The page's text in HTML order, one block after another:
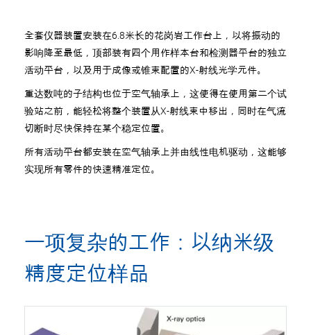
全套仪器装置安装在6.8米长的花岗岩工作台上，以将振动的
影响降至最低，顶部装有四个用作样本台和检测器平台的独立
活动平台，以及用于成像或锥束配置的X-射线光学元件。
重达数吨的子结构也位于空气轴承上，这使得在使用第二个试
验站之前，能轻松将整个装置从X-射线束中移出，同时在气流
切断时尽快保持在某个稳定位置。
所有活动平台都安装在空气轴承上并由线性电机驱动，这能够
实现所有零件的快速精准定位。
一项复杂的工作：以纳米级
精度定位样品